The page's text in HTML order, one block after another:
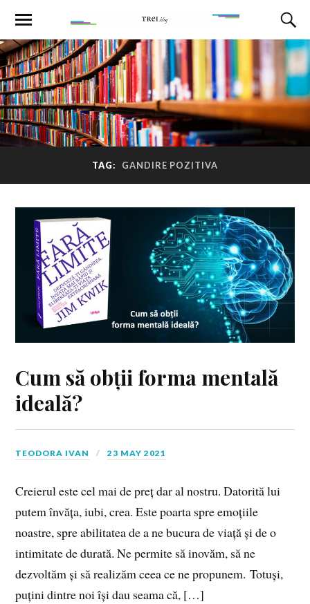
TAG: GANDIRE POZITIVA
Cum să obții forma mentală
ideală?
TEODORA IVAN 23 MAY 2021
Creierul este cel mai de preț dar al nostru. Datorită lui
putem învăța, iubi, crea. Este poarta spre emoțiile
noastre, spre abilitatea de a ne bucura de viață și de o
intimitate de durată. Ne permite să inovăm, să ne
dezvoltăm și să realizăm ceea ce ne propunem. Totuși,
puțini dintre noi își dau seama că, […]